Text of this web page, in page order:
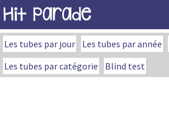
Hit Parade
Les tubes par jour Les tubes par année
Les tubes par catégorie
Blind test